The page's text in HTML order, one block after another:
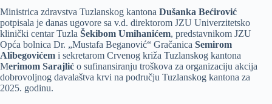
Ministrica zdravstva Tuzlanskog kantona Dušanka Bećirović
potpisala je danas ugovore sa v.d. direktorom JZU Univerzitetsko
klinički centar Tuzla Šekibom Umihanićem, predstavnikom JZU
Opća bolnica Dr. „Mustafa Beganović“ Gračanica Semirom
Alibegovićem i sekretarom Crvenog križa Tuzlanskog kantona
Merimom Sarajlić o sufinansiranju troškova za organizaciju akcija
dobrovoljnog davalaštva krvi na području Tuzlanskog kantona za
2025. godinu.